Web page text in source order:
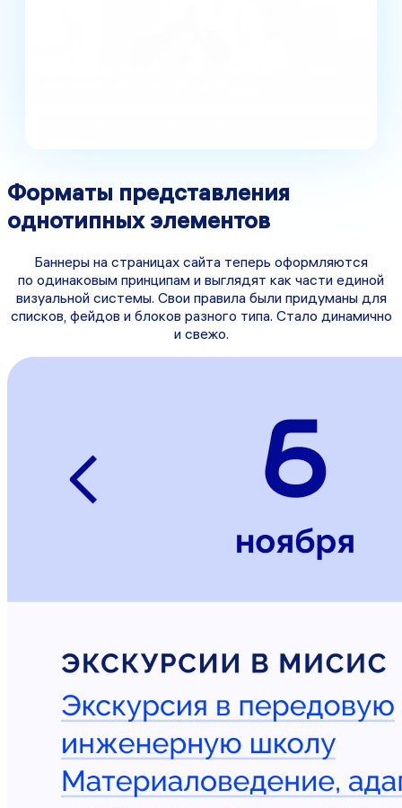
Форматы представления
однотипных элементов
Баннеры на страницах сайта теперь оформляются
по одинаковым принципам и выглядят как части единой
визуальной системы. Свои правила были придуманы для
списков, фейдов и блоков разного типа. Стало динамично
и свежо.